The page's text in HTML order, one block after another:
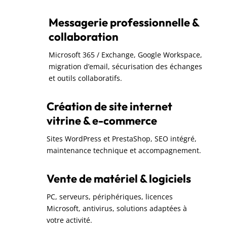
Messagerie professionnelle &
collaboration
Microsoft 365 / Exchange, Google Workspace,
migration d’email, sécurisation des échanges
et outils collaboratifs.
Création de site internet
vitrine & e-commerce
Sites WordPress et PrestaShop, SEO intégré,
maintenance technique et accompagnement.
Vente de matériel & logiciels
PC, serveurs, périphériques, licences
Microsoft, antivirus, solutions adaptées à
votre activité.